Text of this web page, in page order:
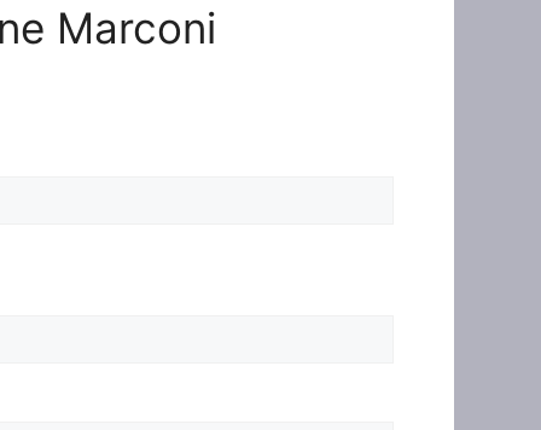
Marconi